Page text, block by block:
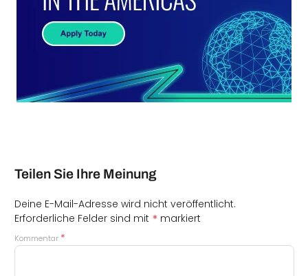
Teilen Sie Ihre Meinung
Deine E-Mail-Adresse wird nicht veröffentlicht.
Erforderliche Felder sind mit * markiert
Kommentar *